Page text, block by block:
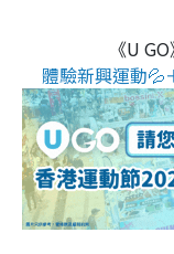
《U
體驗新興運動💦